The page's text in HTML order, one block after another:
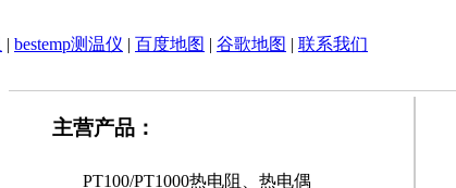
| bestemp测温仪 | 百度地图 | 谷歌地图 | 联系我们
主营产品：
PT100/PT1000热电阻、热电偶